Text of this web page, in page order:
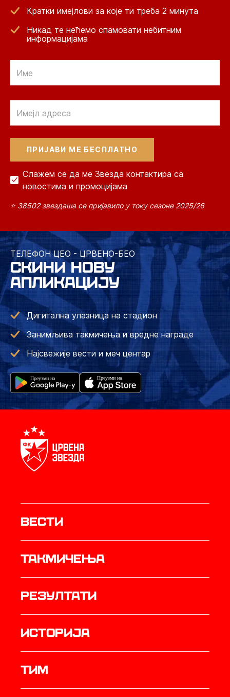
Кратки имејлови за које ти треба 2 минута
Никад те нећемо спамовати небитним
информацијама
Слажем се да ме Звезда контактира са
новостима и промоцијама
⭐ 38502 звездаша се пријавило у току сезоне 2025/26
ТЕЛЕФОН ЦЕО - ЦРВЕНО-БЕО
СКИНИ НОВУ
АПЛИКАЦИЈУ
Дигитална улазница на стадион
Занимљива такмичења и вредне награде
Најсвежије вести и меч центар
Вести
Такмичења
резултати
историја
ТИМ